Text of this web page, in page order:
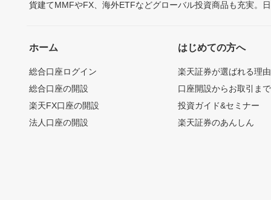
貨建てMMFやFX、海外ETFなどグローバル投資商品も充実。
ホーム
総合口座ログイン
総合口座の開設
楽天FX口座の開設
法人口座の開設
はじめての方へ
楽天証券が選ばれる理由
口座開設からお取引ま
投資ガイド&セミナー
楽天証券のあんしん